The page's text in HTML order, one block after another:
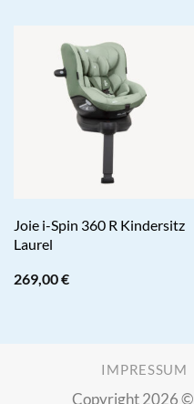
Joie i-Spin 360 R Kindersitz
Laurel
269,00€
IMPRESSUM
Copyright 2026 ©